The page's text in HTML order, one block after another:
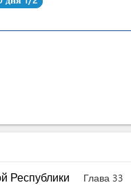
Республики Глава 33